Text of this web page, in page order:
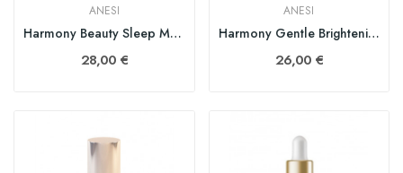
ANESI
Harmony Beauty Sleep Mask (NUEVA) 50 ml
28,00 €
ANESI
Harmony Gentle Brightening Peel 50 ml
26,00 €